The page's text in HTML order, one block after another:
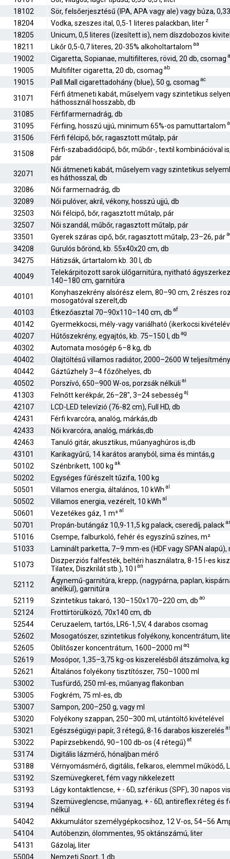
18102
Sör, felsőerjesztésű (IPA, APA vagy ale) vagy búza,
18204
Vodka, szeszes ital, 0,5-1 literes palackban, liter z
18205
Unicum, 0,5 literes (ízesített is), nem díszdobozos
18211
Likőr 0,5-0,7 literes, 20-35% alkoholtartalom aa
19002 Cigaretta, Sopianae, multifilteres, rövid, 20 db, csomag
19005 Multifilter cigaretta, 20 db, csomag ab
19015 Pall Mall cigarettadohány (blue), 50 g, csomag ac
31071
Férfi átmeneti kabát, műselyem vagy szintetikus
háthossznál hosszabb, db
31085
Férfifarmernadrág, db
31095
Férfiing, hosszú ujjú, minimum 65%-os pamuttartalom
31506
Férfi félcipő, bőr, ragasztott műtalp, pár
31508
Férfi-szabadidőcipő, bőr, műbőr-, textil kombinációval
pár
32071
Női átmeneti kabát, műselyem vagy szintetikus
es háthosszal, db
32086
Női farmernadrág, db
32089
Női pulóver, akril, vékony, hosszú ujjú, db
32503
Női félcipő, bőr, ragasztott műtalp, pár
32507
Női szandál, műbőr, ragasztott műtalp, pár
33501
Gyerek száras cipő, bőr, ragasztott műtalp, 23–26, pár
34208
Gurulós bőrönd, kb. 55x40x20 cm, db
34275
Hátizsák, űrtartalom kb. 30 l, db
40049
Telekárpitozott sarok ülőgarnitúra, nyitható
140–180 cm, garnitúra
40101
Konyhaszekrény alsórész elem, 80–90 cm, 2 részes
mosogatóval szerelt,db
40103
Étkezőasztal 70–90x110–140 cm, db af
40142
Gyermekkocsi, mély-vagy variálható (ikerkocsi
40207
Hűtőszekrény, egyajtós, kb. 75–150 l, db ag
40302
Automata mosógép 6–8 kg, db
40402
Olajtöltésű villamos radiátor, 2000–2600 W teljesítmény
40442
Gáztűzhely 3–4 főzőhelyes, db
40502
Porszívó, 650–900 W-os, porzsák nélküli ai
41303 Felnőtt kerékpár, 26–28", 3–24 sebesség aj
42107
LCD-LED televízió (76-82 cm), Full HD, db
42431
Férfi kvarcóra, analóg, márkás,db
42433
Női kvarcóra, analóg, márkás,db
42463
Tanuló gitár, akusztikus, műanyaghúros is,db
43101
Karikagyűrű, 14 karátos aranyból, sima és mintás,g
50102
Szénbrikett, 100 kg ak
50202
Egységes fűrészelt tűzifa, 100 kg
50501
Villamos energia, általános, 10 kWh al
50502 Villamos energia, vezérelt, 10 kWh al
50601 Vezetékes gáz, 1 m³ al
50701 Propán-butángáz 10,9-11,5 kg palack, cseredíj, palack
51016
Csempe, falburkoló, fehér és egyszínű színes, m²
51033
Laminált parketta, 7–9 mm-es (HDF vagy SPAN alapú),
51073
Diszperziós falfesték, beltéri használatra, 8-15 l-es
Tilatex, Diszkrilát stb.), 10 l
an
52112
Ágynemű-garnitúra, krepp, (nagypárna, paplan,
anélkül), garnitúra
52119
Szintetikus takaró, 130–150x170–220 cm, db ao
52124
Frottírtörülköző, 70x140 cm, db
52544
Ceruzaelem, tartós, LR6-1,5V, 4 darabos csomag
52602
Mosogatószer, szintetikus folyékony, koncentrátum,
52605
Öblítőszer koncentrátum, 1600–2000 ml aq
52619
Mosópor, 1,35–3,75 kg-os kiszerelésből átszámolva, kg
52621
Általános folyékony tisztítószer, 750–1000 ml
53002
Tusfürdő, 250 ml-es, műanyag flakonban
53005
Fogkrém, 75 ml-es, db
53007
Sampon, 200–250 g, vagy ml
53020
Folyékony szappan, 250–300 ml, utántöltő kivételével
53021
Egészségügyi papír, 3 rétegű, 8-16 darabos kiszerelés
53022 Papírzsebkendő, 90–100 db-os (4 rétegű) at
53174
Digitális lázmérő, hónaljban mérő
53188
Vérnyomásmérő, digitális, felkaros, elemmel működő,
53192
Szemüvegkeret, fém vagy nikkelezett
53193
Lágy kontaktlencse, + - 6D, szférikus (SPF), 30 napos
53194
Szemüveglencse, műanyag, + - 6D, antireflex réteg és
nélkül
54042
Akkumulátor személygépkocsihoz, 12 V-os, 54–56
54104
Autóbenzin, ólommentes, 95 oktánszámú, liter
54131
Gázolaj, liter
55004
Nemzeti Sport, 1 db